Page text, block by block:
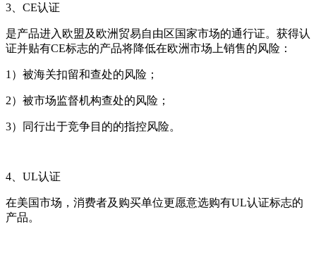
3、CE认证
是产品进入欧盟及欧洲贸易自由区国家市场的通行证。获得认
证并贴有CE标志的产品将降低在欧洲市场上销售的风险：
1）被海关扣留和查处的风险；
2）被市场监督机构查处的风险；
3）同行出于竞争目的的指控风险。
4、UL认证
在美国市场，消费者及购买单位更愿意选购有UL认证标志的
产品。